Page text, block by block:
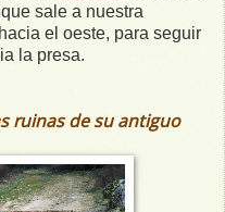
sale a nuestra
el oeste, para seguir
la presa.
ruinas de su antiguo